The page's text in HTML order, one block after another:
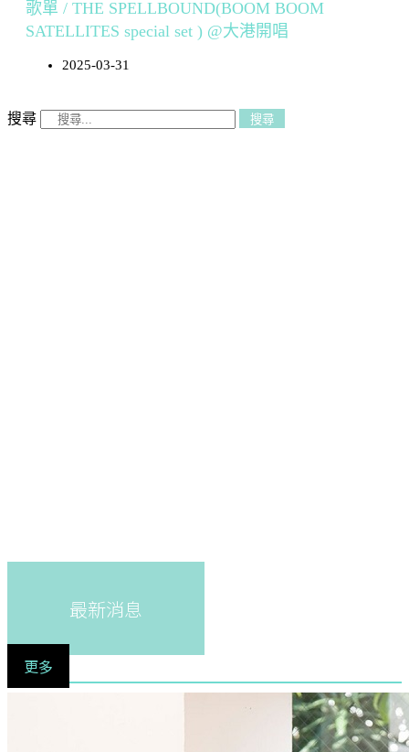
歌單 / THE SPELLBOUND(BOOM BOOM
SATELLITES special set ) @大港開唱
2025-03-31
搜尋 搜尋
最新消息
更多